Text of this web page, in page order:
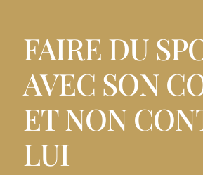
FAIRE DU
AVEC SON
ET NON
LUI